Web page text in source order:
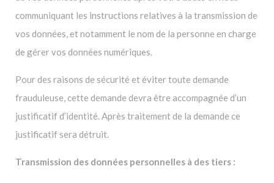
communiquant les instructions relatives à la transmission de
vos données, et notamment le nom de la personne en charge
de gérer vos données numériques.
Pour des raisons de sécurité et éviter toute demande
frauduleuse, cette demande devra être accompagnée d’un
justificatif d’identité. Après traitement de la demande ce
justificatif sera détruit.
Transmission des données personnelles à des tiers :